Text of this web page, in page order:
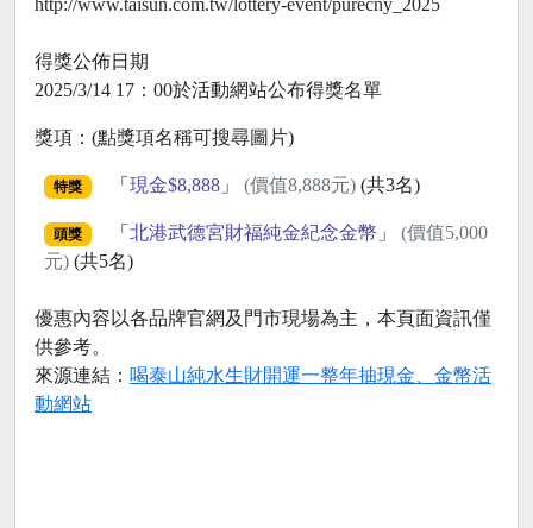
http://www.taisun.com.tw/lottery-event/purecny_2025
得獎公佈日期
2025/3/14 17：00於活動網站公布得獎名單
獎項：(點獎項名稱可搜尋圖片)
特獎 「 現金$8,888」 (價值8,888元)(共3名)
頭獎 「 北港武德宮財福純金紀念金幣 」 (價值5,000
元) (共5名)
優惠內容以各品牌官網及門市現場為主，本頁面資訊僅
供參考。
來源連結： 喝泰山純水生財開運一整年抽現金、金幣活
動網站